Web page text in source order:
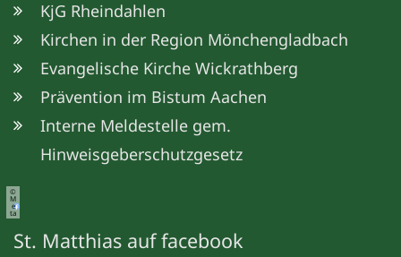
KjG Rheindahlen
Kirchen in der Region Mönchengladbach
Evangelische Kirche Wickrathberg
Prävention im Bistum Aachen
Interne Meldestelle gem.
Hinweisgeberschutzgesetz
©
M
e
ta
St. Matthias auf facebook